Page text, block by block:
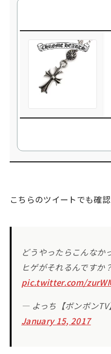
こちらのツイートでも確認
どうやったらこんなか
ヒゲがそれるんですか
pic.twitter.com/
— よっち【ボンボン
January 15, 2017